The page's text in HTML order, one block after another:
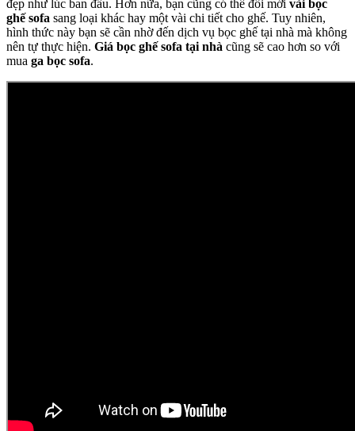
đẹp như lúc ban đầu. Hơn nữa, bạn cũng có thể đổi mới vải bọc
ghế sofa sang loại khác hay một vài chi tiết cho ghế. Tuy nhiên,
hình thức này bạn sẽ cần nhờ đến dịch vụ bọc ghế tại nhà mà không
nên tự thực hiện. Giá bọc ghế sofa tại nhà cũng sẽ cao hơn so với
mua ga bọc sofa.